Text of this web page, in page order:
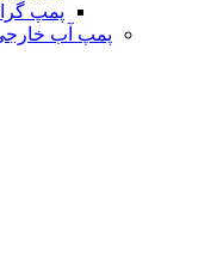
پمپ
پمپ آب